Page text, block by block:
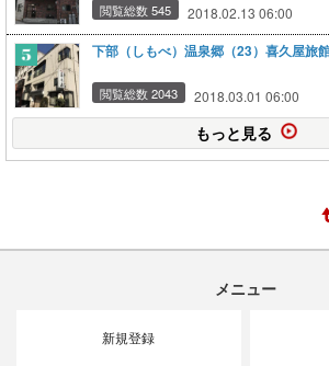
閲覧総数 545 2018.02.13 06:00
下部（しもべ）温泉郷（23）喜久屋旅
閲覧総数 2043 2018.03.01 06:00
もっと見る
メニュー
新規登録